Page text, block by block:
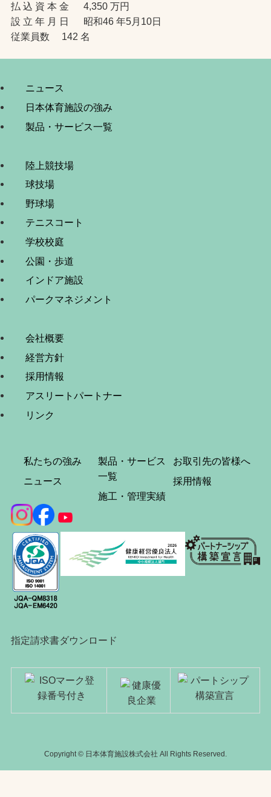
払 込 資 本 金 4,350 万円
設 立 年 月 日 昭和46 年5月10日
従業員数 142 名
ニュース
日本体育施設の強み
製品・サービス一覧
陸上競技場
球技場
野球場
テニスコート
学校校庭
公園・歩道
インドア施設
パークマネジメント
会社概要
経営方針
採用情報
アスリートパートナー
リンク
私たちの強み
ニュース
製品・サービス
一覧
施工・管理実績
お取引先の皆様へ
採用情報
指定請求書ダウンロード
Copyright © 日本体育施設株式会社 All Rights Reserved.